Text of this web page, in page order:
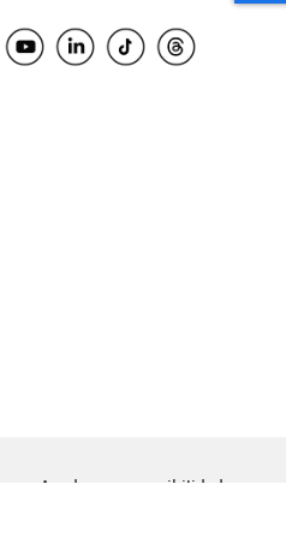
Ayuda para accesibilidad